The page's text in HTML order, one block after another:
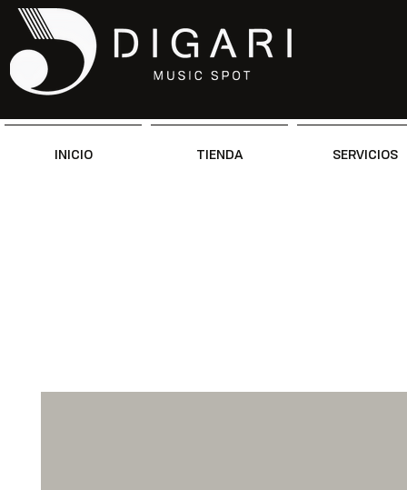
INICIO TIENDA SERVICIOS